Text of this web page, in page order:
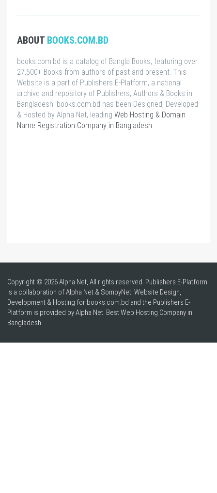
ABOUT BOOKS.COM.BD
books.com.bd is a catalog of Bangla Books, featuring over
27,500+ Books from authors of past and present. This
Website is a part of Publishers E-Platform, a national
archive and repository of Publishers, Authors & Books in
Bangladesh. books.com.bd has been Designed, Developed
& Hosted by Alpha Net, leading Web Hosting & Domain
Name Registration Company in Bangladesh
Copyright © 2026 Alpha Net, All rights reserved. Publishers E-Platform
is a collaboration of Alpha Net & SomoyNet. Website Design,
Development & Hosting for books.com.bd and the Publishers E-
Platform is provided by Alpha Net. BestWeb Hosting Company in
Bangladesh.